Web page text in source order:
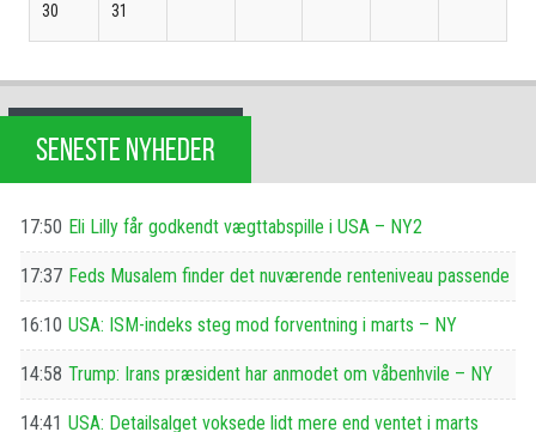
30 31
SENESTE NYHEDER
17:50 Eli Lilly får godkendt vægttabspille i USA – NY2
17:37 Feds Musalem finder det nuværende renteniveau passende
16:10 USA: ISM-indeks steg mod forventning i marts – NY
14:58 Trump: Irans præsident har anmodet om våbenhvile – NY
14:41 USA: Detailsalget voksede lidt mere end ventet i marts